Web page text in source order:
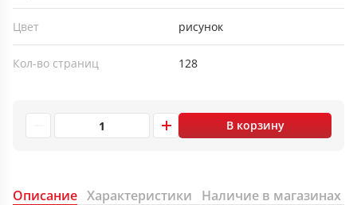
Цвет рисунок
Кол-во страниц 128
В корзину
Описание Характеристики Наличие в магазинах